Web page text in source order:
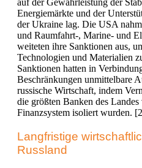
auf der Gewährleistung der
Energiemärkte und der
der Ukraine lag. Die USA
und Raumfahrt-, Marine- und
weiteten ihre Sanktionen aus,
Technologien und Materialien
Sanktionen hatten in
Beschränkungen unmittelbare
russische Wirtschaft, indem
die größten Banken des
Finanzsystem isoliert wurden.
Langfristige
Russland